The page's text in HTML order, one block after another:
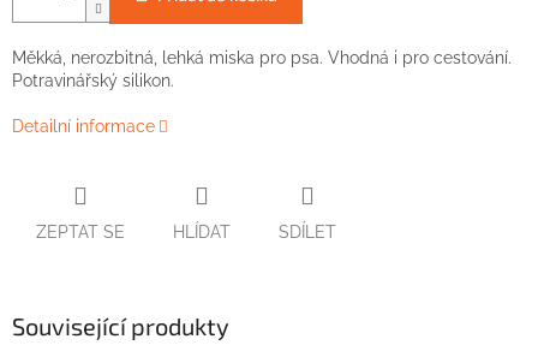
Měkká, nerozbitná, lehká miska pro psa. Vhodná i pro cestování.
Potravinářský silikon.
Detailní informace
ZEPTAT SE HLÍDAT SDÍLET
Související produkty